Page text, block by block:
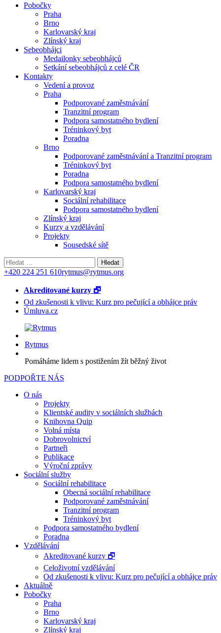
Pobočky
Praha
Brno
Karlovarský kraj
Zlínský kraj
Sebeobhájci
Medailonky sebeobhájců
Setkání sebeobhájců z celé ČR
Kontakty
Vedení a provoz
Praha
Podporované zaměstnávání
Tranzitní program
Podpora samostatného bydlení
Tréninkový byt
Poradna
Brno
Podporované zaměstnávání a Tranzitní program
Tréninkový byt
Poradna
Podpora samostatného bydlení
Karlovarský kraj
Sociální rehabilitace
Podpora samostatného bydlení
Zlínský kraj
Kurzy a vzdělávání
Projekty
Sousedské sítě
Vyhledávání
+420 224 251 610rytmus@rytmus.org
Akreditované kurzy 🗗
Od zkušenosti k vlivu: Kurz pro pečující a obhájce práv
Úmluva.cz
Rytmus
Pomáháme lidem s postižením žít běžný život
PODPOŘTE NÁS
O nás
Projekty
Klientské audity v sociálních službách
Knihovna Quip
Volná místa
Dobrovolnictví
Partneři
Publikace
Výroční zprávy
Sociální služby
Sociální rehabilitace
Obecná sociální rehabilitace
Podporované zaměstnávání
Tranzitní program
Tréninkový byt
Podpora samostatného bydlení
Poradna
Vzdělávání
Akreditované kurzy 🗗
Celoživotní vzdělávání
Od zkušenosti k vlivu: Kurz pro pečující a obhájce práv
Aktuálně
Pobočky
Praha
Brno
Karlovarský kraj
Zlínský kraj